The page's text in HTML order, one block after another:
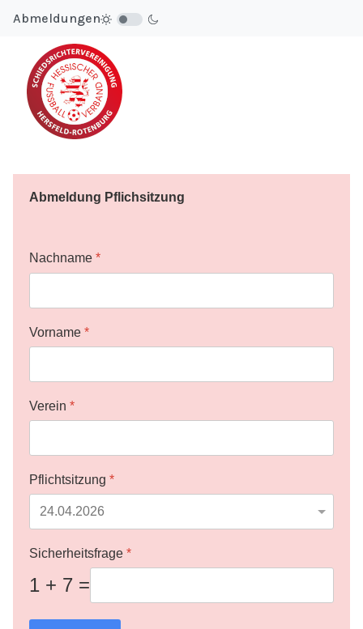
Abmeldungen
Abmeldung Pflichsitzung
Nachname *
Vorname *
Verein *
Pflichtsitzung *
Sicherheitsfrage *
1 + 7 =